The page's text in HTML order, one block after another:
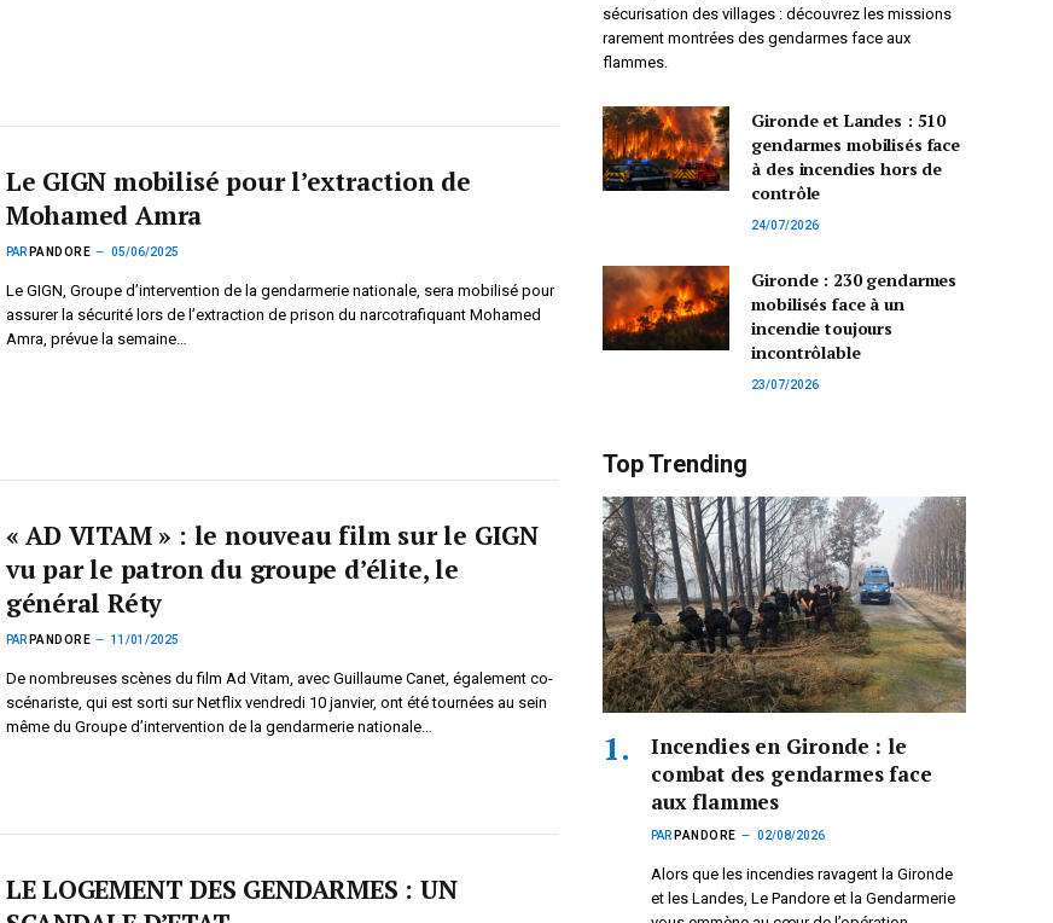
Le GIGN mobilisé pour l’extraction de
Mohamed Amra
PAR PANDORE 05/06/2025
Le GIGN, Groupe d’intervention de la gendarmerie nationale, sera mobilisé pour
assurer la sécurité lors de l’extraction de prison du narcotrafiquant Mohamed
Amra, prévue la semaine…
« AD VITAM » : le nouveau film sur le GIGN
vu par le patron du groupe d’élite, le
général Réty
PAR PANDORE 11/01/2025
De nombreuses scènes du film Ad Vitam, avec Guillaume Canet, également co-
scénariste, qui est sorti sur Netflix vendredi 10 janvier, ont été tournées au sein
même du Groupe d’intervention de la gendarmerie nationale…
LE LOGEMENT DES GENDARMES : UN
sécurisation des villages : découvrez les missions
rarement montrées des gendarmes face aux
flammes.
Gironde et Landes : 510
gendarmes mobilisés face
à des incendies hors de
contrôle
24/07/2026
Gironde : 230 gendarmes
mobilisés face à un
incendie toujours
incontrôlable
23/07/2026
Top Trending
Incendies en Gironde : le
combat des gendarmes face
aux flammes
PAR PANDORE 02/08/2026
Alors que les incendies ravagent la Gironde
et les Landes, Le Pandore et la Gendarmerie